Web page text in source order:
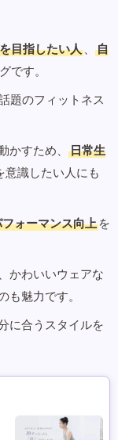
目指したい人 、
自
です。
題のフィットネス
すため、
日常生
意識したい人にも
ォーマンス向上 を
かわいいウェアな
も魅力です。
に合うスタイルを